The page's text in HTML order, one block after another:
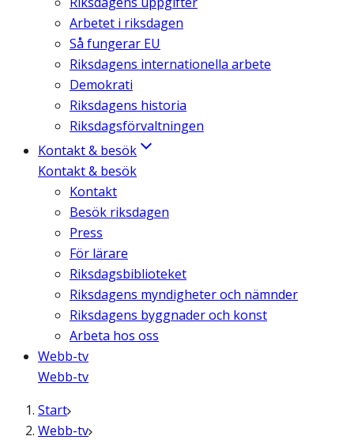
Arbetet i riksdagen
Så fungerar EU
Riksdagens internationella arbete
Demokrati
Riksdagens historia
Riksdagsförvaltningen
Kontakt & besök
Kontakt & besök
Kontakt
Besök riksdagen
Press
För lärare
Riksdagsbiblioteket
Riksdagens myndigheter och nämnder
Riksdagens byggnader och konst
Arbeta hos oss
Webb-tv
Webb-tv
Start
Webb-tv